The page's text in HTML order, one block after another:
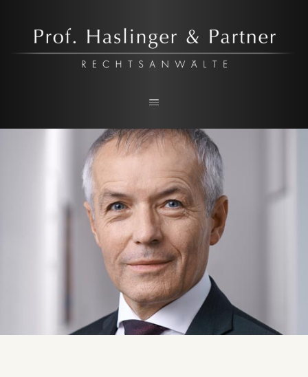
Prof. Haslinger & Partner